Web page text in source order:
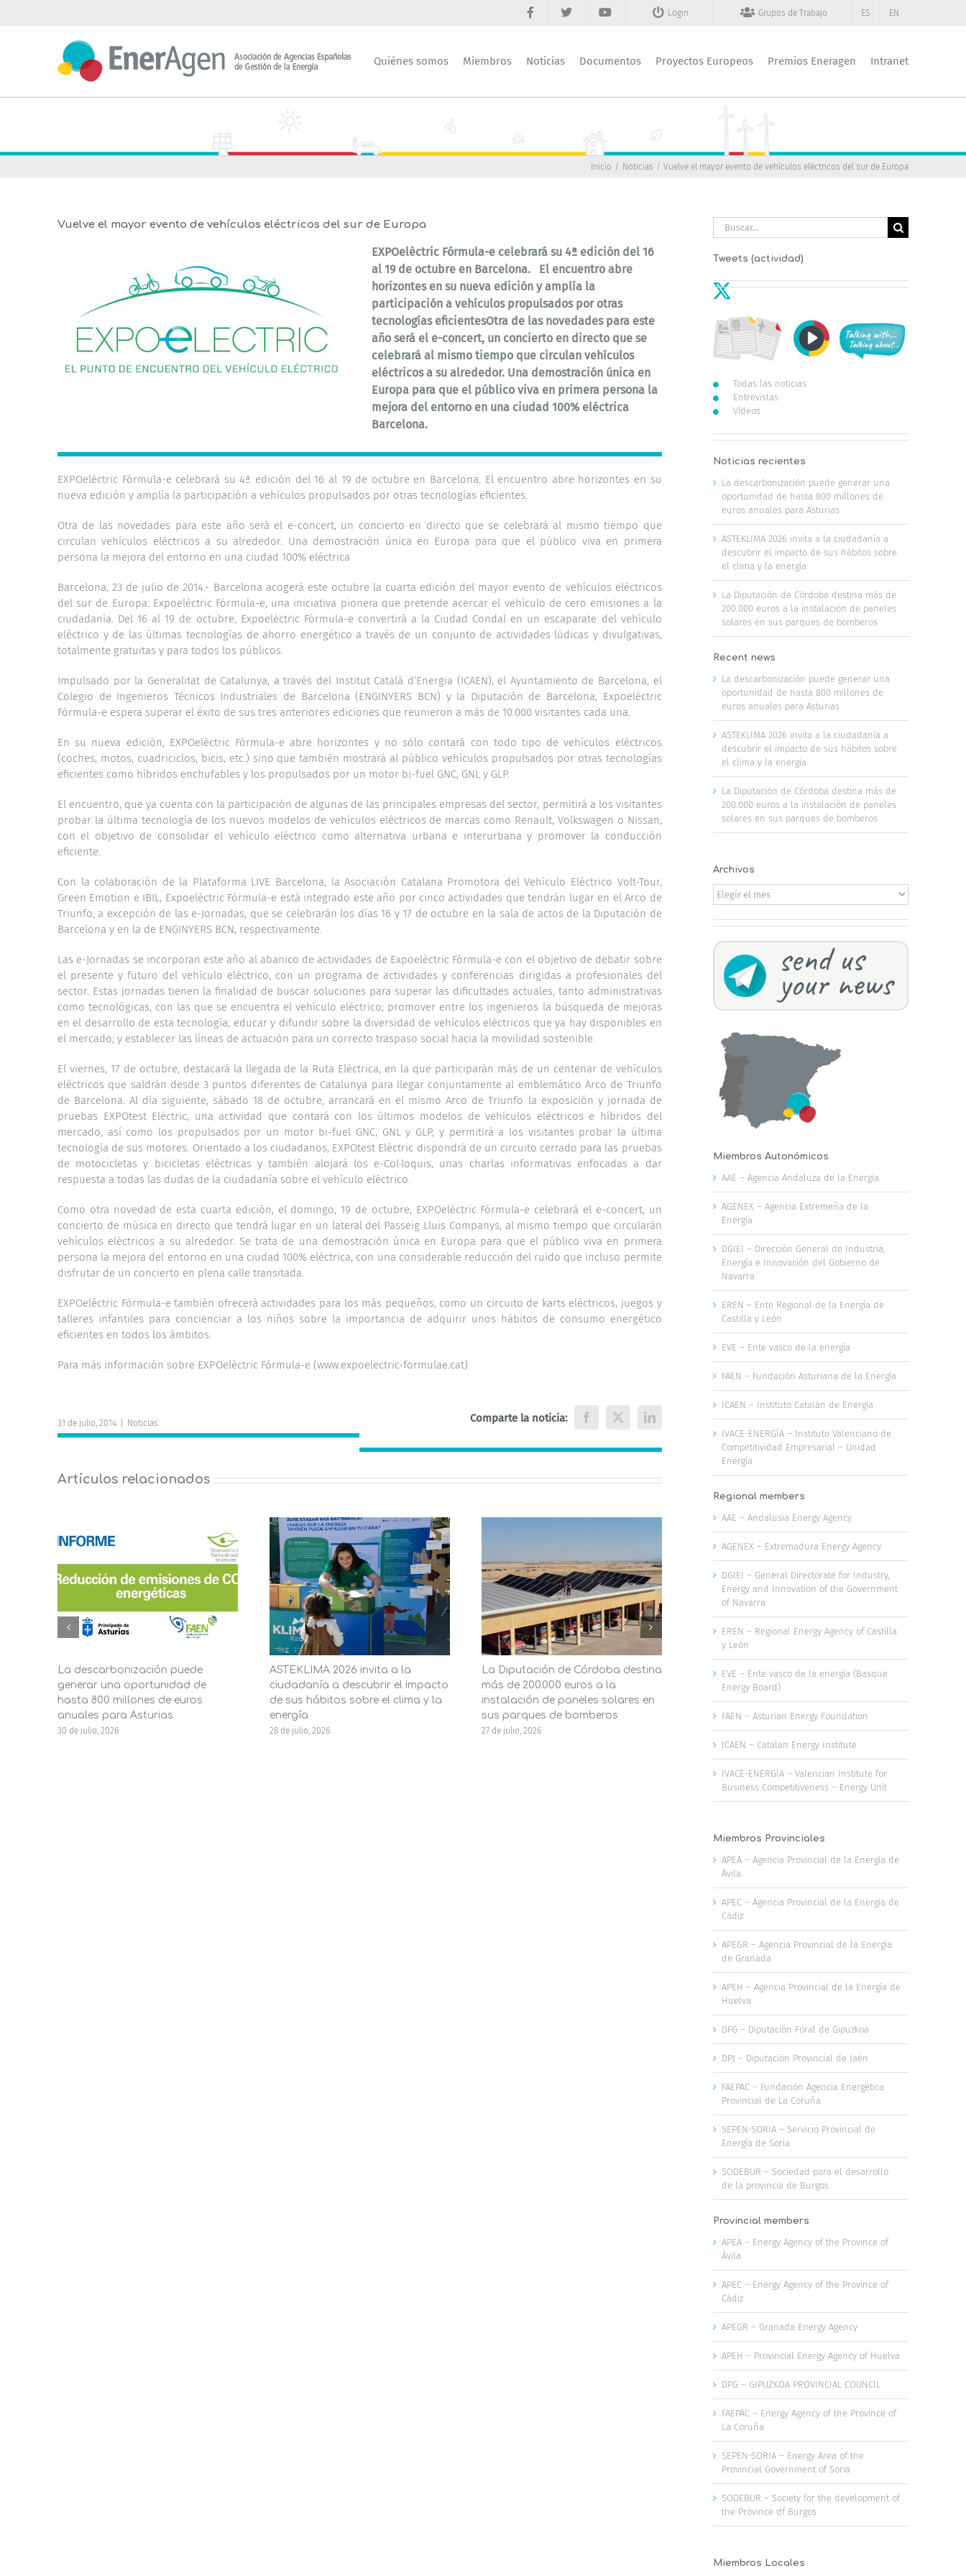
Login Grupos de Trabajo ES EN
Quiénes somos Miembros Noticias Documentos Proyectos Europeos Premios Eneragen Intranet
Inicio Noticias Vuelve el mayor evento de vehículos eléctricos del sur de Europa
Vuelve el mayor evento de vehículos eléctricos del sur de Europa
EXPOelèctric Fórmula-e celebrará su 4ª edición del 16
al 19 de octubre en Barcelona. El encuentro abre
horizontes en su nueva edición y amplía la
participación a vehículos propulsados por otras
tecnologías eficientesOtra de las novedades para este
año será el e-concert, un concierto en directo que se
celebrará al mismo tiempo que circulan vehículos
eléctricos a su alrededor. Una demostración única en
Europa para que el público viva en primera persona la
mejora del entorno en una ciudad 100% eléctrica
Barcelona.
EXPOelèctric Fórmula-e celebrará su 4ª edición del 16 al 19 de octubre en Barcelona. El encuentro abre horizontes en su
nueva edición y amplía la participación a vehículos propulsados por otras tecnologías eficientes.
Otra de las novedades para este año será el e-concert, un concierto en directo que se celebrará al mismo tiempo que
circulan vehículos eléctricos a su alrededor. Una demostración única en Europa para que el público viva en primera
persona la mejora del entorno en una ciudad 100% eléctrica
Barcelona, 23 de julio de 2014.- Barcelona acogerá este octubre la cuarta edición del mayor evento de vehículos eléctricos
del sur de Europa: Expoelèctric Fórmula-e, una iniciativa pionera que pretende acercar el vehículo de cero emisiones a la
ciudadanía. Del 16 al 19 de octubre, Expoelèctric Fórmula-e convertirá a la Ciudad Condal en un escaparate del vehículo
eléctrico y de las últimas tecnologías de ahorro energético a través de un conjunto de actividades lúdicas y divulgativas,
totalmente gratuitas y para todos los públicos.
Impulsado por la Generalitat de Catalunya, a través del Institut Català d’Energia (ICAEN), el Ayuntamiento de Barcelona, el
Colegio de Ingenieros Técnicos Industriales de Barcelona (ENGINYERS BCN) y la Diputación de Barcelona, Expoelèctric
Fórmula-e espera superar el éxito de sus tres anteriores ediciones que reunieron a más de 10.000 visitantes cada una.
En su nueva edición, EXPOelèctric Fórmula-e abre horizontes y no sólo contará con todo tipo de vehículos eléctricos
(coches, motos, cuadriciclos, bicis, etc.) sino que también mostrará al público vehículos propulsados por otras tecnologías
eficientes como híbridos enchufables y los propulsados por un motor bi-fuel GNC, GNL y GLP.
El encuentro, que ya cuenta con la participación de algunas de las principales empresas del sector, permitirá a los visitantes
probar la última tecnología de los nuevos modelos de vehículos eléctricos de marcas como Renault, Volkswagen o Nissan,
con el objetivo de consolidar el vehículo eléctrico como alternativa urbana e interurbana y promover la conducción
eficiente.
Con la colaboración de la Plataforma LIVE Barcelona, la Asociación Catalana Promotora del Vehículo Eléctrico Volt-Tour,
Green Emotion e IBIL, Expoelèctric Fórmula-e está integrado este año por cinco actividades que tendrán lugar en el Arco de
Triunfo, a excepción de las e-Jornadas, que se celebrarán los días 16 y 17 de octubre en la sala de actos de la Diputación de
Barcelona y en la de ENGINYERS BCN, respectivamente.
Las e-Jornadas se incorporan este año al abanico de actividades de Expoelèctric Fórmula-e con el objetivo de debatir sobre
el presente y futuro del vehículo eléctrico, con un programa de actividades y conferencias dirigidas a profesionales del
sector. Estas jornadas tienen la finalidad de buscar soluciones para superar las dificultades actuales, tanto administrativas
como tecnológicas, con las que se encuentra el vehículo eléctrico; promover entre los ingenieros la búsqueda de mejoras
en el desarrollo de esta tecnología; educar y difundir sobre la diversidad de vehículos eléctricos que ya hay disponibles en
el mercado; y establecer las líneas de actuación para un correcto traspaso social hacia la movilidad sostenible.
El viernes, 17 de octubre, destacará la llegada de la Ruta Eléctrica, en la que participarán más de un centenar de vehículos
eléctricos que saldrán desde 3 puntos diferentes de Catalunya para llegar conjuntamente al emblemático Arco de Triunfo
de Barcelona. Al día siguiente, sábado 18 de octubre, arrancará en el mismo Arco de Triunfo la exposición y jornada de
pruebas EXPOtest Elèctric, una actividad que contará con los últimos modelos de vehículos eléctricos e híbridos del
mercado, así como los propulsados por un motor bi-fuel GNC, GNL y GLP, y permitirá a los visitantes probar la última
tecnología de sus motores. Orientado a los ciudadanos, EXPOtest Elèctric dispondrá de un circuito cerrado para las pruebas
de motocicletas y bicicletas eléctricas y también alojará los e-Col·loquis, unas charlas informativas enfocadas a dar
respuesta a todas las dudas de la ciudadanía sobre el vehículo eléctrico.
Como otra novedad de esta cuarta edición, el domingo, 19 de octubre, EXPOelèctric Fórmula-e celebrará el e-concert, un
concierto de música en directo que tendrá lugar en un lateral del Passeig Lluis Companys, al mismo tiempo que circularán
vehículos eléctricos a su alrededor. Se trata de una demostración única en Europa para que el público viva en primera
persona la mejora del entorno en una ciudad 100% eléctrica, con una considerable reducción del ruido que incluso permite
disfrutar de un concierto en plena calle transitada.
EXPOelèctric Fórmula-e también ofrecerá actividades para los más pequeños, como un circuito de karts eléctricos, juegos y
talleres infantiles para concienciar a los niños sobre la importancia de adquirir unos hábitos de consumo energético
eficientes en todos los ámbitos.
Para más información sobre EXPOelèctric Fórmula-e (www.expoelectric-formulae.cat)
31 de julio, 2014 Noticias Comparte la noticia: Facebook
X LinkedIn
Artículos relacionados
La descarbonización puede
generar una oportunidad de
hasta 800 millones de euros
anuales para Asturias
30 de julio, 2026
ASTEKLIMA 2026 invita a la
ciudadanía a descubrir el impacto
de sus hábitos sobre el clima y la
energía
28 de julio, 2026
La Diputación de Córdoba destina
más de 200.000 euros a la
instalación de paneles solares en
sus parques de bomberos
27 de julio, 2026
El AMB aprueba medidas para
fomentar las energías renovables,
la disponibilidad de agua y la
infraestructura verde
23 de julio, 2026
reducir la
22 de julio, 2026
Buscar:
Tweets (actividad)
Todas las noticias
Entrevistas
Vídeos
Noticias recientes
La descarbonización puede generar una
oportunidad de hasta 800 millones de
euros anuales para Asturias
ASTEKLIMA 2026 invita a la ciudadanía a
descubrir el impacto de sus hábitos sobre
el clima y la energía
La Diputación de Córdoba destina más de
200.000 euros a la instalación de paneles
solares en sus parques de bomberos
Recent news
La descarbonización puede generar una
oportunidad de hasta 800 millones de
euros anuales para Asturias
ASTEKLIMA 2026 invita a la ciudadanía a
descubrir el impacto de sus hábitos sobre
el clima y la energía
La Diputación de Córdoba destina más de
200.000 euros a la instalación de paneles
solares en sus parques de bomberos
Archivos
Archivos
Miembros Autonómicos
AAE – Agencia Andaluza de la Energía
AGENEX – Agencia Extremeña de la
Energía
DGIEI – Dirección General de Industria,
Energía e Innovación del Gobierno de
Navarra
EREN – Ente Regional de la Energía de
Castilla y León
EVE – Ente vasco de la energía
FAEN – Fundación Asturiana de la Energía
ICAEN – Instituto Catalán de Energía
IVACE-ENERGÍA – Instituto Valenciano de
Competitividad Empresarial – Unidad
Energía
Regional members
AAE – Andalusia Energy Agency
AGENEX – Extremadura Energy Agency
DGIEI – General Directorate for Industry,
Energy and Innovation of the Government
of Navarra
EREN – Regional Energy Agency of Castilla
y León
EVE – Ente vasco de la energía (Basque
Energy Board)
FAEN – Asturian Energy Foundation
ICAEN – Catalan Energy Institute
IVACE-ENERGÍA – Valencian Institute for
Business Competitiveness – Energy Unit
Miembros Provinciales
APEA – Agencia Provincial de la Energía de
Ávila
APEC – Agencia Provincial de la Energía de
Cádiz
APEGR – Agencia Provincial de la Energía
de Granada
APEH – Agencia Provincial de la Energía de
Huelva
DFG – Diputación Foral de Gipuzkoa
DPJ – Diputación Provincial de Jaén
FAEPAC – Fundación Agencia Energética
Provincial de La Coruña
SEPEN-SORIA – Servicio Provincial de
Energía de Soria
SODEBUR – Sociedad para el desarrollo
de la provincia de Burgos
Provincial members
APEA – Energy Agency of the Province of
Ávila
APEC – Energy Agency of the Province of
Cádiz
APEGR – Granada Energy Agency
APEH – Provincial Energy Agency of Huelva
DPG – GIPUZKOA PROVINCIAL COUNCIL
FAEPAC – Energy Agency of the Province of
La Coruña
SEPEN-SORIA – Energy Area of the
Provincial Government of Soria
SODEBUR – Society for the development of
the Province df Burgos
Miembros Locales